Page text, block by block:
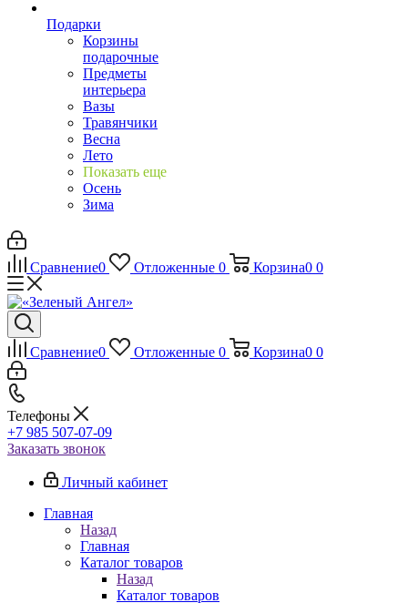
Подарки
Корзины
подарочные
Предметы
интерьера
Вазы
Травянчики
Весна
Лето
Показать еще
Осень
Зима
Сравнение0 Отложенные 0 Корзина0 0
Сравнение0 Отложенные 0 Корзина0 0
Телефоны
+7 985 507-07-09
Заказать звонок
Личный кабинет
Главная
Назад
Главная
Каталог товаров
Назад
Каталог товаров